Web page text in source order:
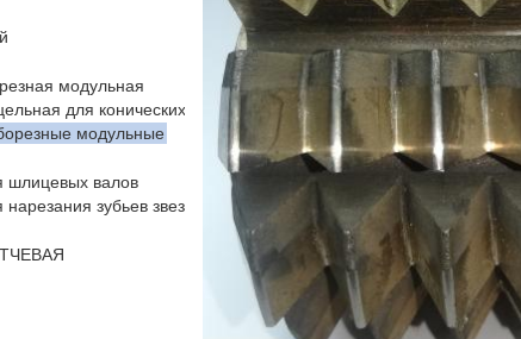
модульная
для конических колёс с круговыми зубьями ГОСТ 11906-77
модульные
шлицевых валов
зубьев звездочек